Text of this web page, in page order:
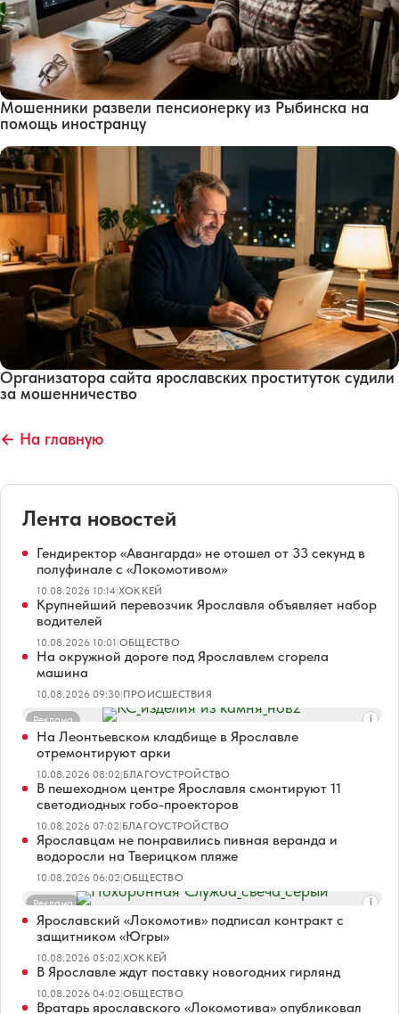
Мошенники развели пенсионерку из Рыбинска на
помощь иностранцу
Организатора сайта ярославских проституток судили
за мошенничество
← На главную
Лента новостей
Гендиректор «Авангарда» не отошел от 33 секунд в
полуфинале с «Локомотивом»
10.08.2026 10:14|ХОККЕЙ
Крупнейший перевозчик Ярославля объявляет набор
водителей
10.08.2026 10:01|ОБЩЕСТВО
На окружной дороге под Ярославлем сгорела
машина
10.08.2026 09:30|ПРОИСШЕСТВИЯ
Реклама
На Леонтьевском кладбище в Ярославле
отремонтируют арки
10.08.2026 08:02|БЛАГОУСТРОЙСТВО
В пешеходном центре Ярославля смонтируют 11
светодиодных гобо-проекторов
10.08.2026 07:02|БЛАГОУСТРОЙСТВО
Ярославцам не понравились пивная веранда и
водоросли на Тверицком пляже
10.08.2026 06:02|ОБЩЕСТВО
Реклама
Ярославский «Локомотив» подписал контракт с
защитником «Югры»
10.08.2026 05:02|ХОККЕЙ
В Ярославле ждут поставку новогодних гирлянд
10.08.2026 04:02|ОБЩЕСТВО
Вратарь ярославского «Локомотива» опубликовал